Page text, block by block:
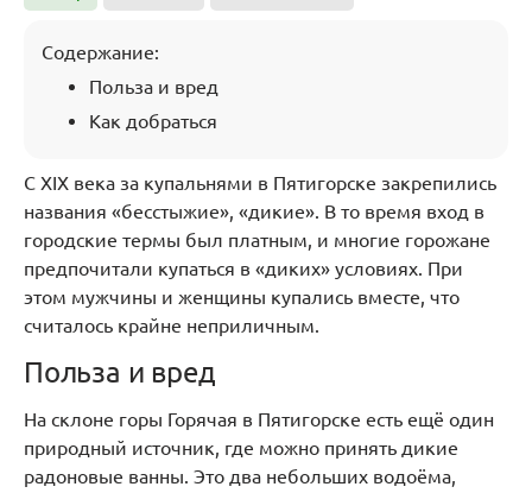
Содержание:
Польза и вред
Как добраться
С XIX века за купальнями в Пятигорске закрепились
названия «бесстыжие», «дикие». В то время вход в
городские термы был платным, и многие горожане
предпочитали купаться в «диких» условиях. При
этом мужчины и женщины купались вместе, что
считалось крайне неприличным.
Польза и вред
На склоне горы Горячая в Пятигорске есть ещё один
природный источник, где можно принять дикие
радоновые ванны. Это два небольших водоёма,